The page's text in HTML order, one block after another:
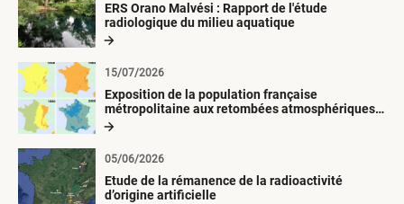
ERS Orano Malvési : Rapport de l'étude
radiologique du milieu aquatique
Exposition de la population française
métropolitaine aux retombées atmosphériques
radioactives depuis 1945
15/07/2026
Etude de la rémanence de la radioactivité
d’origine artificielle
05/06/2026